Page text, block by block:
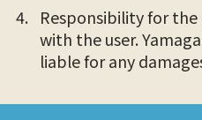
Responsibility for
with the user.
liable for any